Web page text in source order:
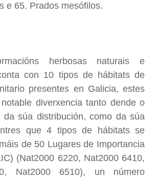
e 65. Prados mesófilos.
herbosas naturais e
con 10 tipos de hábitats de
presentes en Galicia, estes
diverxencia tanto dende o
da súa distribución, como da súa
que 4 tipos de hábitats se
de 50 Lugares de Importancia
(Nat2000 6220, Nat2000 6410,
Nat2000 6510), un número